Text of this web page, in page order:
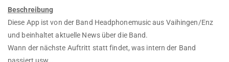
Beschreibung
Diese App ist von der Band Headphonemusic aus Vaihingen/Enz
und beinhaltet aktuelle News über die Band.
Wann der nächste Auftritt statt findet, was intern der Band